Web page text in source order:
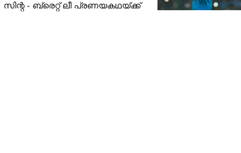
സിന്റ - ബ്രെറ്റ് ലീ പ്രണയകഥയ്ക്ക്
പ്രഖ്യാപിച്ചു: ഇന്ത്യ ഒന്നാം സ്ഥാനത്ത്,